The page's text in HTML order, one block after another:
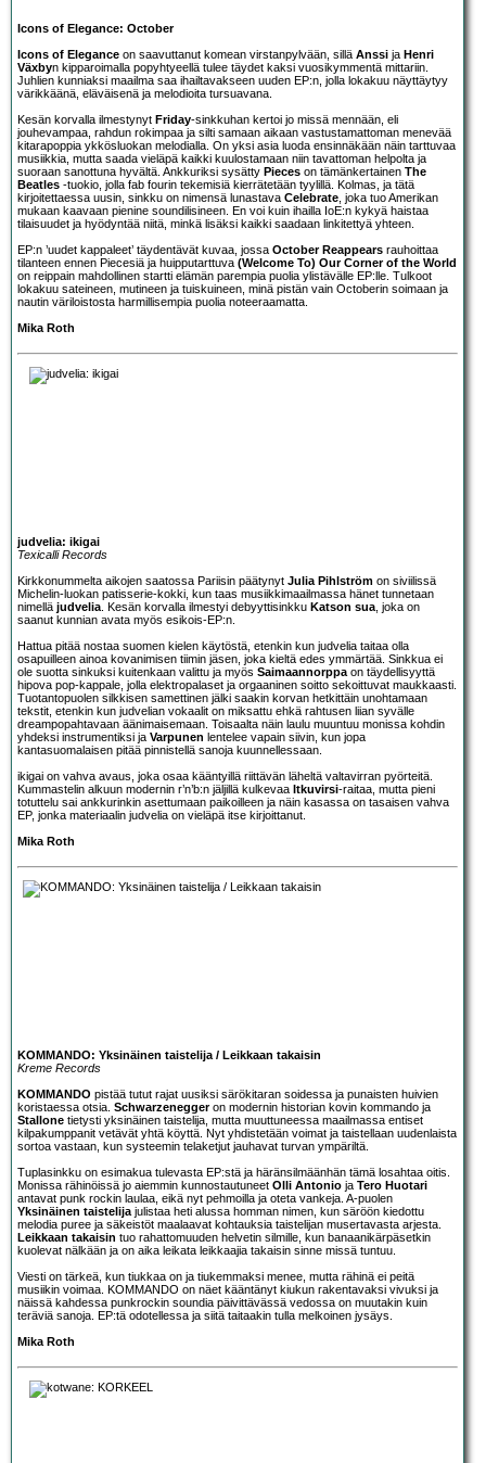
Icons of Elegance: October
Icons of Elegance on saavuttanut komean virstanpylvään, sillä Anssi ja Henri
Växbyn kipparoimalla popyhtyeellä tulee täydet kaksi vuosikymmentä mittariin.
Juhlien kunniaksi maailma saa ihailtavakseen uuden EP:n, jolla lokakuu näyttäytyy
värikkäänä, eläväisenä ja melodioita tursuavana.
Kesän korvalla ilmestynyt Friday-sinkkuhan kertoi jo missä mennään, eli
jouhevampaa, rahdun rokimpaa ja silti samaan aikaan vastustamattoman menevää
kitarapoppia ykkösluokan melodialla. On yksi asia luoda ensinnäkään näin tarttuvaa
musiikkia, mutta saada vieläpä kaikki kuulostamaan niin tavattoman helpolta ja
suoraan sanottuna hyvältä. Ankkuriksi sysätty Pieces on tämänkertainen The
Beatles -tuokio, jolla fab fourin tekemisiä kierrätetään tyylillä. Kolmas, ja tätä
kirjoitettaessa uusin, sinkku on nimensä lunastava Celebrate , joka tuo Amerikan
mukaan kaavaan pienine soundilisineen. En voi kuin ihailla IoE:n kykyä haistaa
tilaisuudet ja hyödyntää niitä, minkä lisäksi kaikki saadaan linkitettyä yhteen.
EP:n ’uudet kappaleet’ täydentävät kuvaa, jossa October Reappears rauhoittaa
tilanteen ennen Piecesiä ja huipputarttuva (Welcome To) Our Corner of the World
on reippain mahdollinen startti elämän parempia puolia ylistävälle EP:lle. Tulkoot
lokakuu sateineen, mutineen ja tuiskuineen, minä pistän vain Octoberin soimaan ja
nautin väriloistosta harmillisempia puolia noteeraamatta.
Mika Roth
judvelia: ikigai
Texicalli Records
Kirkkonummelta aikojen saatossa Pariisin päätynyt Julia Pihlström on siviilissä
Michelin-luokan patisserie-kokki, kun taas musiikkimaailmassa hänet tunnetaan
nimellä judvelia . Kesän korvalla ilmestyi debyyttisinkku Katson sua , joka on
saanut kunnian avata myös esikois-EP:n.
Hattua pitää nostaa suomen kielen käytöstä, etenkin kun judvelia taitaa olla
osapuilleen ainoa kovanimisen tiimin jäsen, joka kieltä edes ymmärtää. Sinkkua ei
ole suotta sinkuksi kuitenkaan valittu ja myös Saimaannorppa on täydellisyyttä
hipova pop-kappale, jolla elektropalaset ja orgaaninen soitto sekoittuvat maukkaasti.
Tuotantopuolen silkkisen samettinen jälki saakin korvan hetkittäin unohtamaan
tekstit, etenkin kun judvelian vokaalit on miksattu ehkä rahtusen liian syvälle
dreampopahtavaan äänimaisemaan. Toisaalta näin laulu muuntuu monissa kohdin
yhdeksi instrumentiksi ja Varpunen lentelee vapain siivin, kun jopa
kantasuomalaisen pitää pinnistellä sanoja kuunnellessaan.
ikigai on vahva avaus, joka osaa kääntyillä riittävän läheltä valtavirran pyörteitä.
Kummastelin alkuun modernin r’n’b:n jäljillä kulkevaa Itkuvirsi-raitaa, mutta pieni
totuttelu sai ankkurinkin asettumaan paikoilleen ja näin kasassa on tasaisen vahva
EP, jonka materiaalin judvelia on vieläpä itse kirjoittanut.
Mika Roth
KOMMANDO: Yksinäinen taistelija / Leikkaan takaisin
Kreme Records
KOMMANDO pistää tutut rajat uusiksi särökitaran soidessa ja punaisten huivien
koristaessa otsia. Schwarzeneggeron modernin historian kovin kommando ja
Stallone tietysti yksinäinen taistelija, mutta muuttuneessa maailmassa entiset
kilpakumppanit vetävät yhtä köyttä. Nyt yhdistetään voimat ja taistellaan uudenlaista
sortoa vastaan, kun systeemin telaketjut jauhavat turvan ympäriltä.
Tuplasinkku on esimakua tulevasta EP:stä ja häränsilmäänhän tämä losahtaa oitis.
Monissa rähinöissä jo aiemmin kunnostautuneet Olli Antonio ja Tero Huotari
antavat punk rockin laulaa, eikä nyt pehmoilla ja oteta vankeja. A-puolen
Yksinäinen taistelija julistaa heti alussa homman nimen, kun säröön kiedottu
melodia puree ja säkeistöt maalaavat kohtauksia taistelijan musertavasta arjesta.
Leikkaan takaisin tuo rahattomuuden helvetin silmille, kun banaanikärpäsetkin
kuolevat nälkään ja on aika leikata leikkaajia takaisin sinne missä tuntuu.
Viesti on tärkeä, kun tiukkaa on ja tiukemmaksi menee, mutta rähinä ei peitä
musiikin voimaa. KOMMANDO on näet kääntänyt kiukun rakentavaksi vivuksi ja
näissä kahdessa punkrockin soundia päivittävässä vedossa on muutakin kuin
teräviä sanoja. EP:tä odotellessa ja siitä taitaakin tulla melkoinen jysäys.
Mika Roth